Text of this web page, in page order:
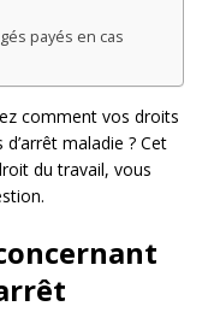
payés en cas
comment vos droits
maladie ? Cet
du travail, vous